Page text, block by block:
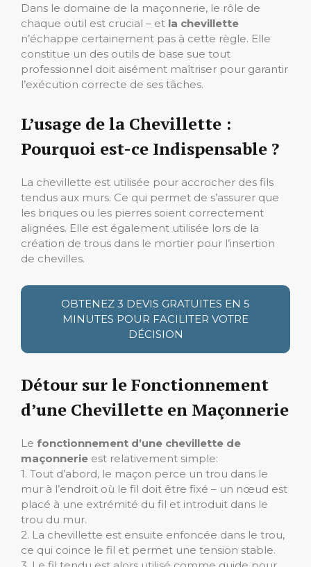
Dans le domaine de la maçonnerie, le rôle de
chaque outil est crucial – et la chevillette
n’échappe certainement pas à cette règle. Elle
constitue un des outils de base sue tout
professionnel doit aisément maîtriser pour garantir
l’exécution correcte de ses tâches.
L’usage de la Chevillette :
Pourquoi est-ce Indispensable ?
La chevillette est utilisée pour accrocher des fils
tendus aux murs. Ce qui permet de s’assurer que
les briques ou les pierres soient correctement
alignées. Elle est également utilisée lors de la
création de trous dans le mortier pour l’insertion
de chevilles.
OBTENEZ 3 DEVIS GRATUITES EN 5
MINUTES POUR FACILITER VOTRE
DÉCISION
Détour sur le Fonctionnement
d’une Chevillette en Maçonnerie
Le fonctionnement d’une chevillette de
maçonnerie est relativement simple:
1. Tout d’abord, le maçon perce un trou dans le
mur à l’endroit où le fil doit être fixé – un nœud est
placé à une extrémité du fil et introduit dans le
trou du mur.
2. La chevillette est ensuite enfoncée dans le trou,
ce qui coince le fil et permet une tension stable.